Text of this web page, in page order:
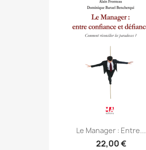
Le Manager : Entre...
22,00 €